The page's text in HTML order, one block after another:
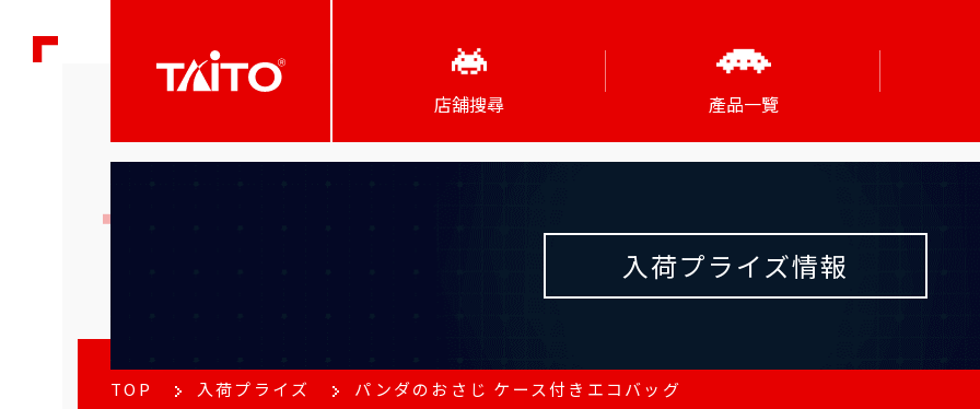
店舖搜尋 產品一覽
入荷プライズ情報
TOP 入荷プライズ パンダのおさじ ケース付きエコバッグ